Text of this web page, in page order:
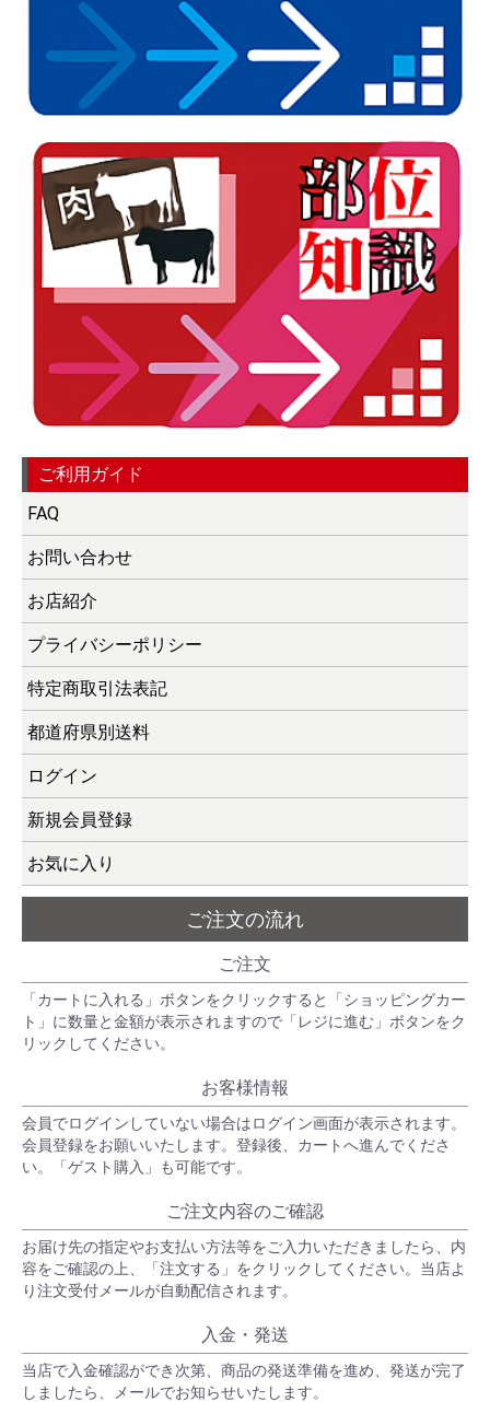
ご利用ガイド
FAQ
お問い合わせ
お店紹介
プライバシーポリシー
特定商取引法表記
都道府県別送料
ログイン
新規会員登録
お気に入り
ご注文の流れ
ご注文
「カートに入れる」ボタンをクリックすると「ショッピングカー
ト」に数量と金額が表示されますので「レジに進む」ボタンをク
リックしてください。
お客様情報
会員でログインしていない場合はログイン画面が表示されます。
会員登録をお願いいたします。登録後、カートへ進んでくださ
い。「ゲスト購入」も可能です。
ご注文内容のご確認
お届け先の指定やお支払い方法等をご入力いただきましたら、内
容をご確認の上、「注文する」をクリックしてください。当店よ
り注文受付メールが自動配信されます。
入金・発送
当店で入金確認ができ次第、商品の発送準備を進め、発送が完了
しましたら、メールでお知らせいたします。